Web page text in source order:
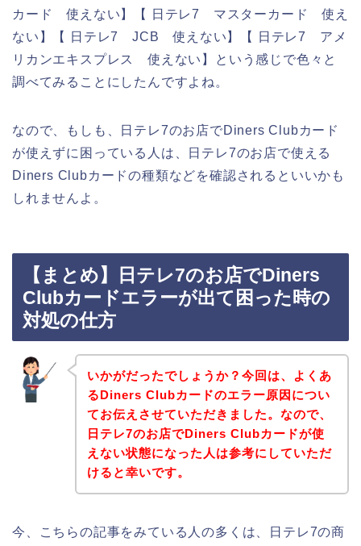
カード 使えない】【 日テレ7 マスターカード 使え
ない】【 日テレ7 JCB 使えない】【 日テレ7 アメ
リカンエキスプレス 使えない】という感じで色々と
調べてみることにしたんですよね。
なので、もしも、日テレ7のお店でDiners Clubカード
が使えずに困っている人は、日テレ7のお店で使える
Diners Clubカードの種類などを確認されるといいかも
しれませんよ。
【まとめ】日テレ7のお店でDiners
Clubカードエラーが出て困った時の
対処の仕方
いかがだったでしょうか？今回は、よくあ
るDiners Clubカードのエラー原因につい
てお伝えさせていただきました。なので、
日テレ7のお店でDiners Clubカードが使
えない状態になった人は参考にしていただ
けると幸いです。
今、こちらの記事をみている人の多くは、日テレ7の商